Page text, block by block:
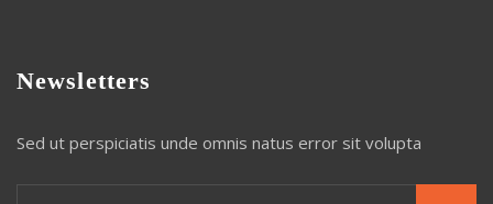
Newsletters
Sed ut perspiciatis unde omnis natus error sit volupta